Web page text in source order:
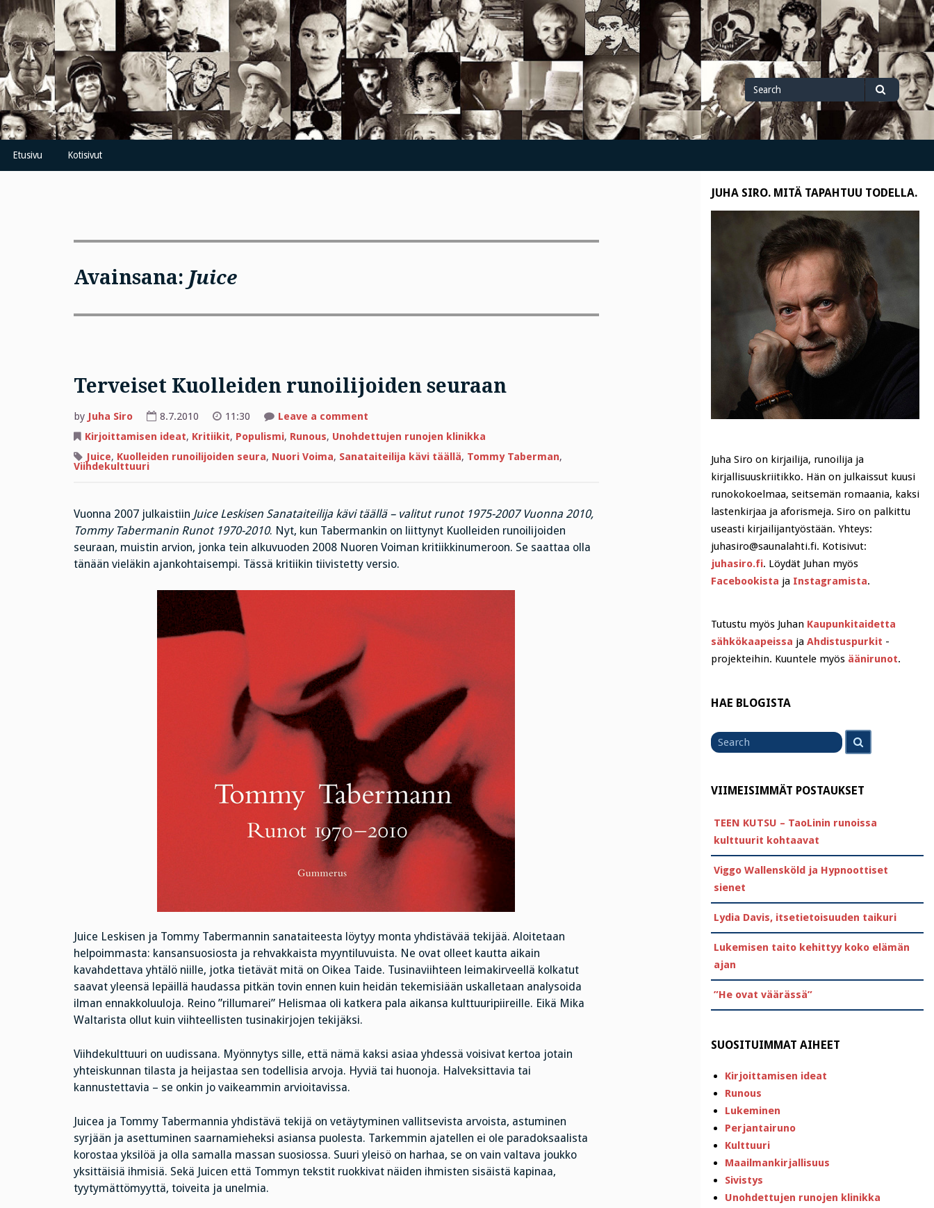
Skip
to
content
Search
for
Search
Etusivu Kotisivut
Avainsana: Juice
Terveiset Kuolleiden runoilijoiden seuraan
by Juha Siro 8.7.2010 11:30 Leave a commenton
Kuolleiden
runoilijoiden
seuraan
Kirjoittamisen ideat, Kritiikit, Populismi, Runous, Unohdettujen runojen klinikka
Juice, Kuolleiden runoilijoiden seura, Nuori Voima, Sanataiteilija kävi täällä, Tommy Taberman,
Viihdekulttuuri
Vuonna 2007 julkaistiin Juice Leskisen Sanataiteilija kävi täällä – valitut runot 1975-2007 Vuonna 2010,
Tommy Tabermanin Runot 1970-2010. Nyt, kun Tabermankin on liittynyt Kuolleiden runoilijoiden
seuraan, muistin arvion, jonka tein alkuvuoden 2008 Nuoren Voiman kritiikkinumeroon. Se saattaa olla
tänään vieläkin ajankohtaisempi. Tässä kritiikin tiivistetty versio.
Juice Leskisen ja Tommy Tabermannin sanataiteesta löytyy monta yhdistävää tekijää. Aloitetaan
helpoimmasta: kansansuosiosta ja rehvakkaista myyntiluvuista. Ne ovat olleet kautta aikain
kavahdettava yhtälö niille, jotka tietävät mitä on Oikea Taide. Tusinaviihteen leimakirveellä kolkatut
saavat yleensä lepäillä haudassa pitkän tovin ennen kuin heidän tekemisiään uskalletaan analysoida
ilman ennakkoluuloja. Reino ”rillumarei” Helismaa oli katkera pala aikansa kulttuuripiireille. Eikä Mika
Waltarista ollut kuin viihteellisten tusinakirjojen tekijäksi.
Viihdekulttuuri on uudissana. Myönnytys sille, että nämä kaksi asiaa yhdessä voisivat kertoa jotain
yhteiskunnan tilasta ja heijastaa sen todellisia arvoja. Hyviä tai huonoja. Halveksittavia tai
kannustettavia – se onkin jo vaikeammin arvioitavissa.
Juicea ja Tommy Tabermannia yhdistävä tekijä on vetäytyminen vallitsevista arvoista, astuminen
syrjään ja asettuminen saarnamieheksi asiansa puolesta. Tarkemmin ajatellen ei ole paradoksaalista
korostaa yksilöä ja olla samalla massan suosiossa. Suuri yleisö on harhaa, se on vain valtava joukko
yksittäisiä ihmisiä. Sekä Juicen että Tommyn tekstit ruokkivat näiden ihmisten sisäistä kapinaa,
tyytymättömyyttä, toiveita ja unelmia.
JUHA SIRO. MITÄ TAPAHTUU TODELLA.
Juha Siro on kirjailija, runoilija ja
kirjallisuuskriitikko. Hän on julkaissut kuusi
runokokoelmaa, seitsemän romaania, kaksi
lastenkirjaa ja aforismeja. Siro on palkittu
useasti kirjailijantyöstään. Yhteys:
juhasiro@saunalahti.fi. Kotisivut:
juhasiro.fi. Löydät Juhan myös
Facebookista ja Instagramista.
Tutustu myös Juhan Kaupunkitaidetta
sähkökaapeissa ja Ahdistuspurkit -
projekteihin. Kuuntele myös äänirunot.
HAE BLOGISTA
for
VIIMEISIMMÄT POSTAUKSET
TEEN KUTSU – TaoLinin runoissa
kulttuurit kohtaavat
Viggo Wallensköld ja Hypnoottiset
sienet
Lydia Davis, itsetietoisuuden taikuri
Lukemisen taito kehittyy koko elämän
ajan
”He ovat väärässä”
SUOSITUIMMAT AIHEET
Kirjoittamisen ideat
Runous
Lukeminen
Perjantairuno
Kulttuuri
Maailmankirjallisuus
Sivistys
Unohdettujen runojen klinikka